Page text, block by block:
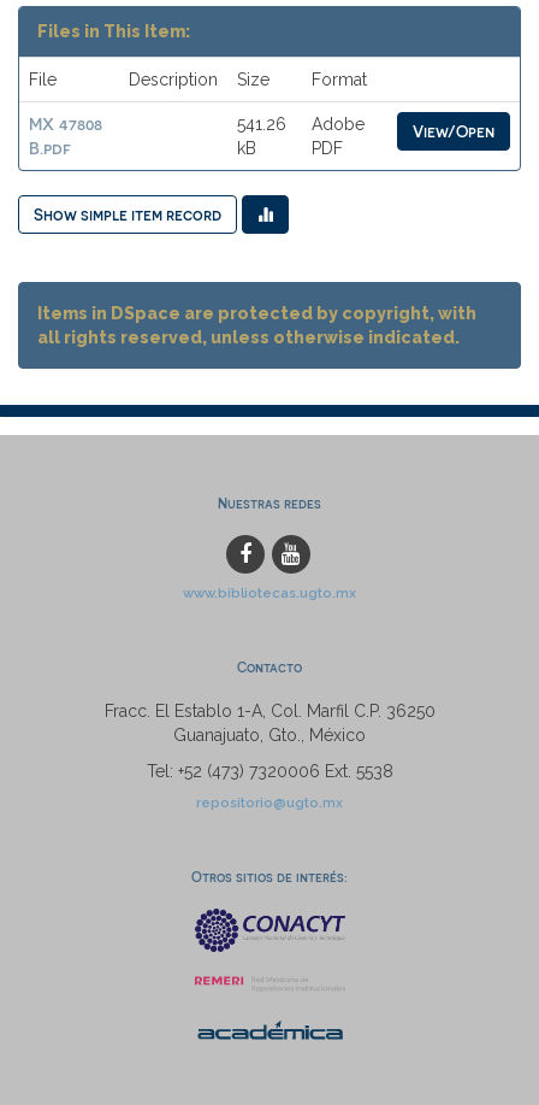
Files in This Item:
File Description Size Format
MX 47808
B.pdf
541.26
kB
Adobe
PDF
View/Open
Show simple item record
Items in DSpace are protected by copyright, with
all rights reserved, unless otherwise indicated.
Nuestras redes
www.bibliotecas.ugto.mx
Contacto
Fracc. El Establo 1-A, Col. Marfil C.P. 36250
Guanajuato, Gto., México
Tel: +52 (473) 7320006 Ext. 5538
repositorio@ugto.mx
Otros sitios de interés: